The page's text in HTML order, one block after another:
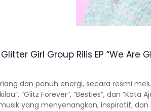
Glitter Girl Group Rilis EP “We
dan penuh energi, secara resmi
“Glitz Forever”, “Besties”, dan
yang menyenangkan, inspiratif,